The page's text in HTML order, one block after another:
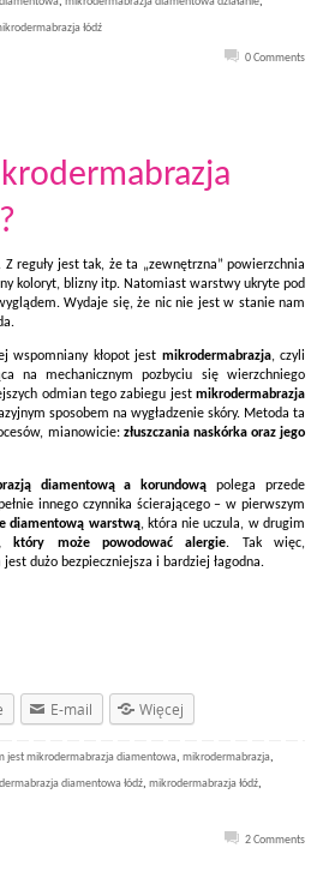
łódź
0 Comments
Z reguły jest tak, że ta „zewnętrzna” powierzchnia
koloryt, blizny itp. Natomiast warstwy ukryte pod
Wydaje się, że nic nie jest w stanie nam
wspomniany kłopot jest mikrodermabrazja, czyli
na mechanicznym pozbyciu się wierzchniego
odmian tego zabiegu jest mikrodermabrazja
sposobem na wygładzenie skóry. Metoda ta
mianowicie: złuszczania naskórka oraz jego
diamentową a korundową polega przede
innego czynnika ścierającego – w pierwszym
diamentową warstwą, która nie uczula, w drugim
który może powodować alergie. Tak więc,
dużo bezpieczniejsza i bardziej łagodna.
E-mail Więcej
jest mikrodermabrazja diamentowa,mikrodermabrazja,
diamentowa łódź, mikrodermabrazja łódź,
2 Comments